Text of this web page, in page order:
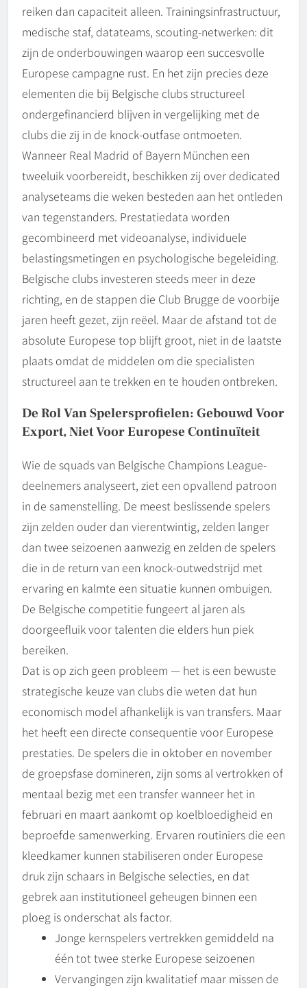
reiken dan capaciteit alleen. Trainingsinfrastructuur,
medische staf, datateams, scouting-netwerken: dit
zijn de onderbouwingen waarop een succesvolle
Europese campagne rust. En het zijn precies deze
elementen die bij Belgische clubs structureel
ondergefinancierd blijven in vergelijking met de
clubs die zij in de knock-outfase ontmoeten.
Wanneer Real Madrid of Bayern München een
tweeluik voorbereidt, beschikken zij over dedicated
analyseteams die weken besteden aan het ontleden
van tegenstanders. Prestatiedata worden
gecombineerd met videoanalyse, individuele
belastingsmetingen en psychologische begeleiding.
Belgische clubs investeren steeds meer in deze
richting, en de stappen die Club Brugge de voorbije
jaren heeft gezet, zijn reëel. Maar de afstand tot de
absolute Europese top blijft groot, niet in de laatste
plaats omdat de middelen om die specialisten
structureel aan te trekken en te houden ontbreken.
De Rol Van Spelersprofielen: Gebouwd Voor
Export, Niet Voor Europese Continuïteit
Wie de squads van Belgische Champions League-
deelnemers analyseert, ziet een opvallend patroon
in de samenstelling. De meest beslissende spelers
zijn zelden ouder dan vierentwintig, zelden langer
dan twee seizoenen aanwezig en zelden de spelers
die in de return van een knock-outwedstrijd met
ervaring en kalmte een situatie kunnen ombuigen.
De Belgische competitie fungeert al jaren als
doorgeefluik voor talenten die elders hun piek
bereiken.
Dat is op zich geen probleem — het is een bewuste
strategische keuze van clubs die weten dat hun
economisch model afhankelijk is van transfers. Maar
het heeft een directe consequentie voor Europese
prestaties. De spelers die in oktober en november
de groepsfase domineren, zijn soms al vertrokken of
mentaal bezig met een transfer wanneer het in
februari en maart aankomt op koelbloedigheid en
beproefde samenwerking. Ervaren routiniers die een
kleedkamer kunnen stabiliseren onder Europese
druk zijn schaars in Belgische selecties, en dat
gebrek aan institutioneel geheugen binnen een
ploeg is onderschat als factor.
Jonge kernspelers vertrekken gemiddeld na
één tot twee sterke Europese seizoenen
Vervangingen zijn kwalitatief maar missen de